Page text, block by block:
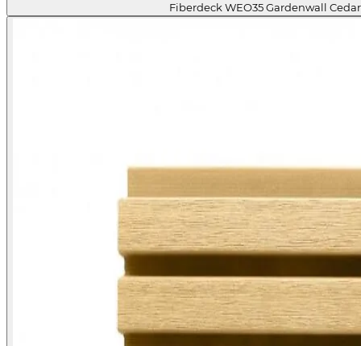
Fiberdeck WEO35 Gardenwall